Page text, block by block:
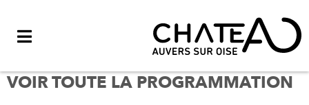
VOIR TOUTE LA PROGRAMMATION